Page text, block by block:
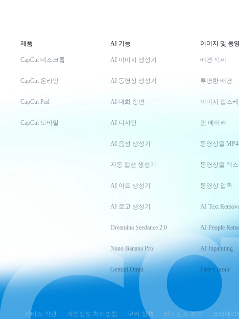
제품
CapCut 데스크톱
CapCut 온라인
CapCut Pad
CapCut 모바일
AI 기능
AI 이미지 생성기
AI 동영상 생성기
AI 대화 장면
AI 디자인
AI 음성 생성기
자동 캡션 생성기
AI 아트 생성기
AI 로고 생성기
Dreamina Seedance 2.0
Nano Banana Pro
Gemini Omni
이미지 및 동
배경 삭제
투명한 배경
이미지 업스케
밈 메이커
동영상을
동영상을 텍
동영상 압축
AI Text
AI People
AI Inpainting
Face Cutout
서비스 약관 개인정보 처리방침 쿠키 정책 라이선스 계약 크리에이